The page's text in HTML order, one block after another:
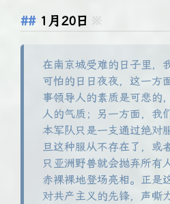
1月20日
在南京城受难的日子里，
可怕的日日夜夜，这一方
事领导人的素质是可悲的
人的气质；另一方面，我
本军队只是一支通过绝对
旦这种服从不存在了，或
只亚洲野兽就会抛弃所有
赤裸裸地登场亮相。正是
对共产主义的先锋，声嘶